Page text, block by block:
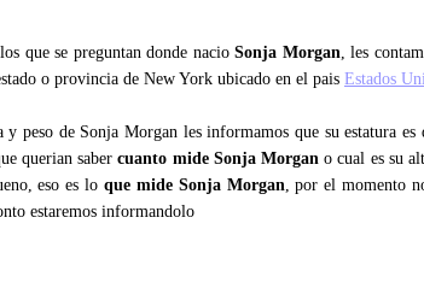
que se preguntan donde nacioSonja Morgan, les
o provincia de New York ubicado en el pais Estados
y peso de Sonja Morgan les informamos que su estatura es
querian sabercuanto mide Sonja Morgan o cual es su
eso es lo que mide Sonja Morgan, por el momento
estaremos informandolo